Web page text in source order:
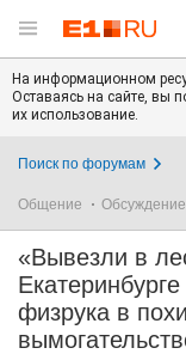
На информационном
Оставаясь на сайте, вы
их использование.
Поиск по форумам
Общение
«Вывезли в
физрука в